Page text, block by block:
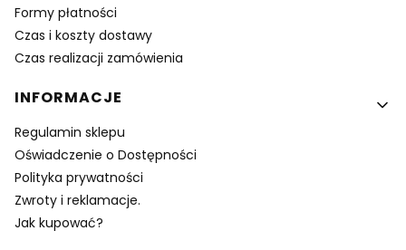
Formy płatności
Czas i koszty dostawy
Czas realizacji zamówienia
INFORMACJE
Regulamin sklepu
Oświadczenie o Dostępności
Polityka prywatności
Zwroty i reklamacje.
Jak kupować?